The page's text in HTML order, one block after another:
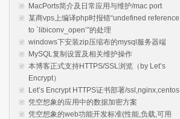
MacPorts简介及日常应用与维护/mac port
某商vps上编译php时报错“undefined reference
to `libiconv_open’”的处理
windows下安装zip压缩布的mysql服务器端
MySQL复制设置及相关维护操作
本博客正式支持HTTPS/SSL浏览（by Let’s
Encrypt）
Let’s Encrypt HTTPS证书部署/ssl,nginx,centos
凭空想象的应用中的数据加密方案
凭空想象的web功能开发标准(性能,负载,可用